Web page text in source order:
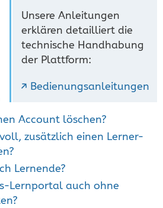
Unsere Anleitungen
erklären detailliert die
technische Handhabung
der Plattform:
Bedienungsanleitungen
Account löschen?
zusätzlich einen Lerner-
Lernende?
Lernportal auch ohne